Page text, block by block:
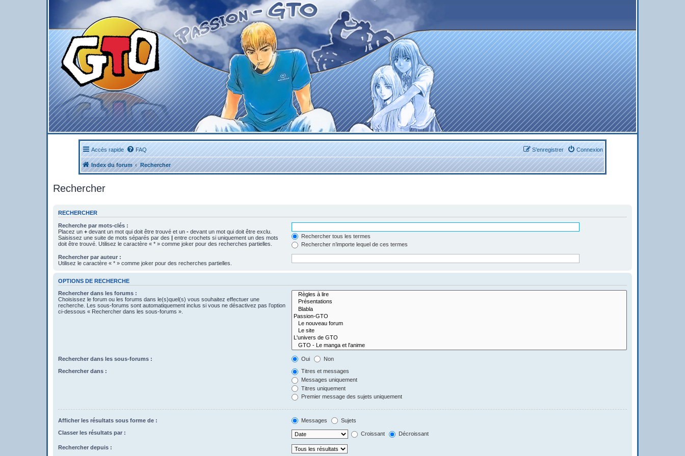
Accès rapide FAQ Connexion
S’enregistrer
Index du forum Rechercher
Rechercher
RECHERCHER
Recherche par mots-clés :
Placez un + devant un mot qui doit être trouvé et un - devant un mot qui doit être exclu.
Saisissez une suite de mots séparés par des | entre crochets si uniquement un des mots
doit être trouvé. Utilisez le caractère « * » comme joker pour des recherches partielles.
Rechercher tous les termes
Rechercher n’importe lequel de ces termes
Rechercher par auteur :
Utilisez le caractère « * » comme joker pour des recherches partielles.
OPTIONS DE RECHERCHE
Rechercher dans les forums :
Choisissez le forum ou les forums dans le(s)quel(s) vous souhaitez effectuer une
recherche. Les sous-forums sont automatiquement inclus si vous ne désactivez pas l’option
ci-dessous « Rechercher dans les sous-forums ».
Rechercher dans les sous-forums : Oui Non
Rechercher dans :
Titres et messages
Messages uniquement
Titres uniquement
Premier message des sujets uniquement
Afficher les résultats sous forme de : Messages Sujets
Classer les résultats par : Croissant Décroissant
Rechercher depuis :